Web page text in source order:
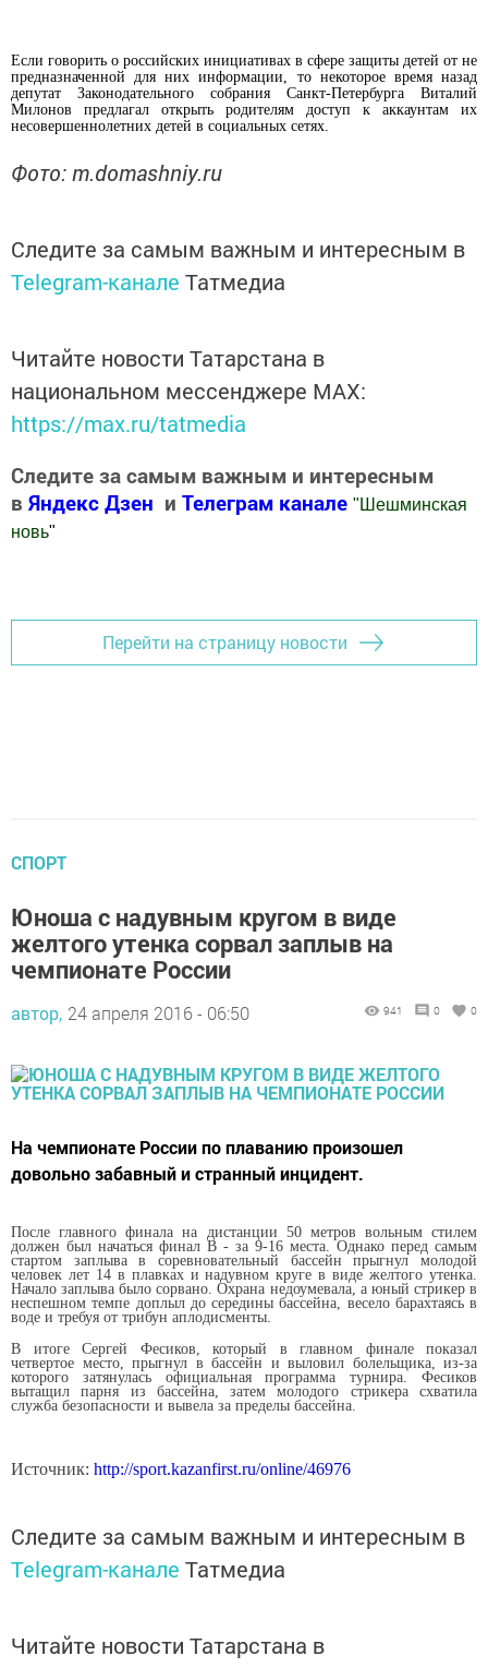
Если говорить о российских инициативах в сфере защиты детей от не
предназначенной для них информации, то некоторое время назад
депутат Законодательного собрания Санкт-Петербурга Виталий
Милонов предлагал открыть родителям доступ к аккаунтам их
несовершеннолетних детей в социальных сетях.
Фото: m.domashniy.ru
Следите за самым важным и интересным в
Telegram-канале Татмедиа
Читайте новости Татарстана в
национальном мессенджере MАХ:
https://max.ru/tatmedia
Следите за самым важным и интересным
в Яндекс Дзен и Телеграм канале " Шешминская
новь"
Перейти на страницу новости
СПОРТ
Юноша с надувным кругом в виде
желтого утенка сорвал заплыв на
чемпионате России
автор, 24 апреля 2016 - 06:50 941 0 0
На чемпионате России по плаванию произошел
довольно забавный и странный инцидент.
После главного финала на дистанции 50 метров вольным стилем
должен был начаться финал В - за 9-16 места. Однако перед самым
стартом заплыва в соревновательный бассейн прыгнул молодой
человек лет 14 в плавках и надувном круге в виде желтого утенка.
Начало заплыва было сорвано. Охрана недоумевала, а юный стрикер в
неспешном темпе доплыл до середины бассейна, весело барахтаясь в
воде и требуя от трибун аплодисменты.
В итоге Сергей Фесиков, который в главном финале показал
четвертое место, прыгнул в бассейн и выловил болельщика, из-за
которого затянулась официальная программа турнира. Фесиков
вытащил парня из бассейна, затем молодого стрикера схватила
служба безопасности и вывела за пределы бассейна.
Источник: http://sport.kazanfirst.ru/online/46976
Следите за самым важным и интересным в
Telegram-канале Татмедиа
Читайте новости Татарстана в